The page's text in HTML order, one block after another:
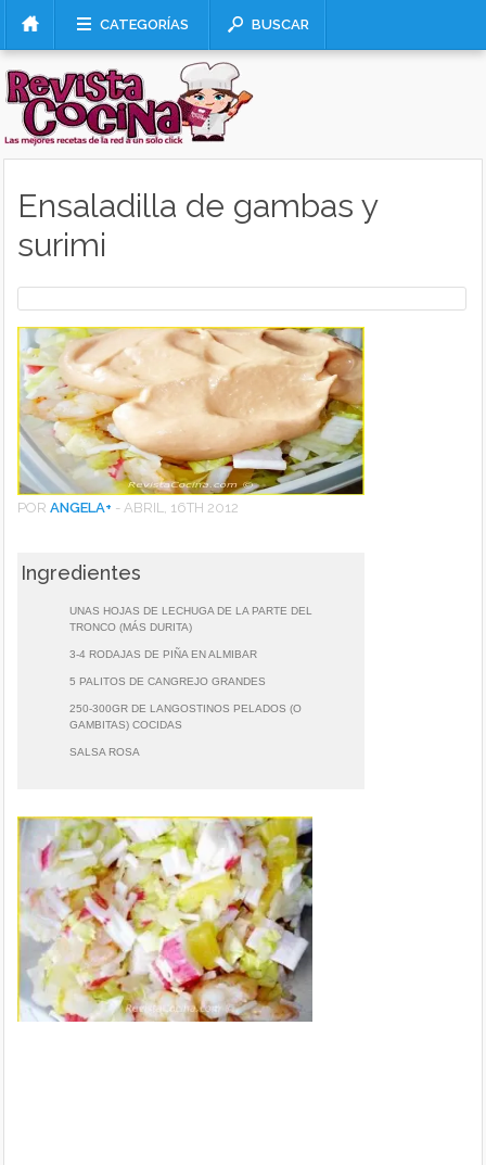
CATEGORÍAS BUSCAR
Ensaladilla de gambas y
surimi
PORANGELA+ -ABRIL, 16TH 2012
Ingredientes
UNAS HOJAS DE LECHUGA DE LA PARTE DEL
TRONCO (MÁS DURITA)
3-4 RODAJAS DE PIÑA EN ALMIBAR
5 PALITOS DE CANGREJO GRANDES
250-300GR DE LANGOSTINOS PELADOS (O
GAMBITAS) COCIDAS
SALSA ROSA